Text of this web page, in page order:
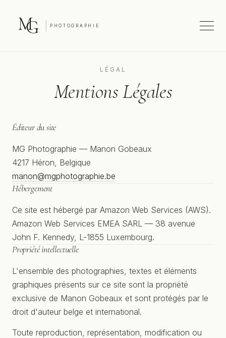
M
G PHOTOGRAPHIE
LÉGAL
Mentions Légales
Éditeur du site
MG Photographie — Manon Gobeaux
4217 Héron, Belgique
manon@mgphotographie.be
Hébergement
Ce site est hébergé par Amazon Web Services (AWS).
Amazon Web Services EMEA SARL — 38 avenue
John F. Kennedy, L-1855 Luxembourg.
Propriété intellectuelle
L'ensemble des photographies, textes et éléments
graphiques présents sur ce site sont la propriété
exclusive de Manon Gobeaux et sont protégés par le
droit d'auteur belge et international.
Toute reproduction, représentation, modification ou